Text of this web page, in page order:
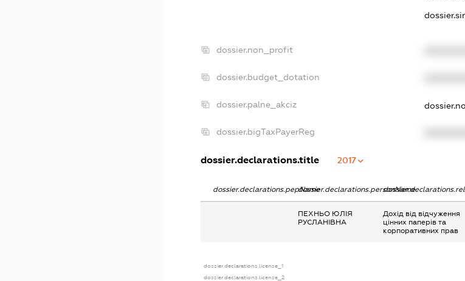
dossier.non_profit
dossier.budget_dotation
dossier.palne_akciz
dossier.bigTaxPayerReg
dossier.declarations.title 2017
dossier.declarations.pepNamedossier.declarations.personName
ПЕХНЬО ЮЛІЯ
РУСЛАНІВНА
Дохід від відчуження
цінних паперів та
корпоративних прав
dossier.declarations.license_1
dossier.declarations.license_2